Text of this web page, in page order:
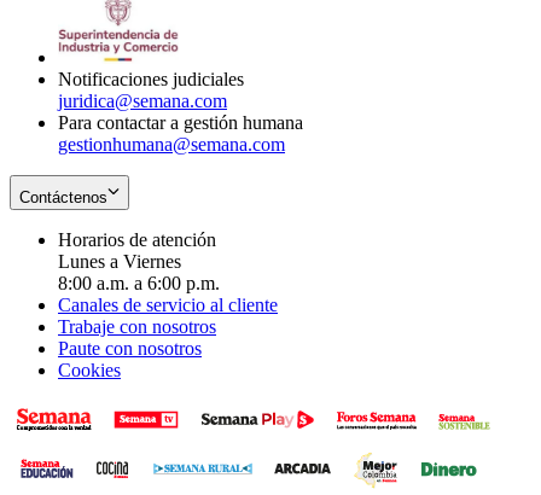
Notificaciones judiciales
juridica@semana.com
Para contactar a gestión humana
gestionhumana@semana.com
Contáctenos
Horarios de atención
Lunes a Viernes
8:00 a.m. a 6:00 p.m.
Canales de servicio al cliente
Trabaje con nosotros
Paute con nosotros
Cookies